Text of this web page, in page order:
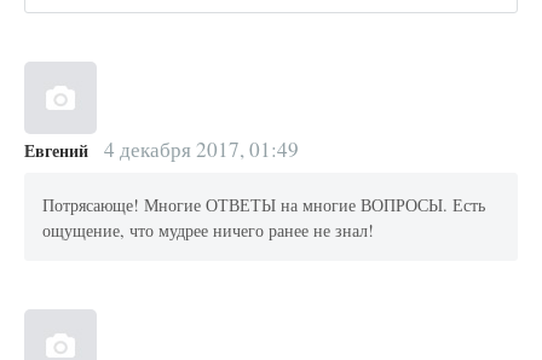
Евгений 4 декабря 2017, 01:49
Потрясающе! Многие ОТВЕТЫ на многие ВОПРОСЫ. Есть
ощущение, что мудрее ничего ранее не знал!